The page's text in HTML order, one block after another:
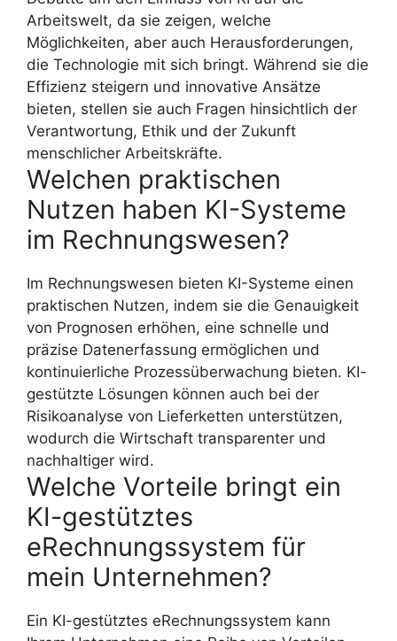
Arbeitswelt, da sie zeigen, welche
Möglichkeiten, aber auch Herausforderungen,
die Technologie mit sich bringt. Während sie die
Effizienz steigern und innovative Ansätze
bieten, stellen sie auch Fragen hinsichtlich der
Verantwortung, Ethik und der Zukunft
menschlicher Arbeitskräfte.
Welchen praktischen
Nutzen haben KI-Systeme
im Rechnungswesen?
Im Rechnungswesen bieten KI-Systeme einen
praktischen Nutzen, indem sie die Genauigkeit
von Prognosen erhöhen, eine schnelle und
präzise Datenerfassung ermöglichen und
kontinuierliche Prozessüberwachung bieten. KI-
gestützte Lösungen können auch bei der
Risikoanalyse von Lieferketten unterstützen,
wodurch die Wirtschaft transparenter und
nachhaltiger wird.
Welche Vorteile bringt ein
KI-gestütztes
eRechnungssystem für
mein Unternehmen?
Ein KI-gestütztes eRechnungssystem kann